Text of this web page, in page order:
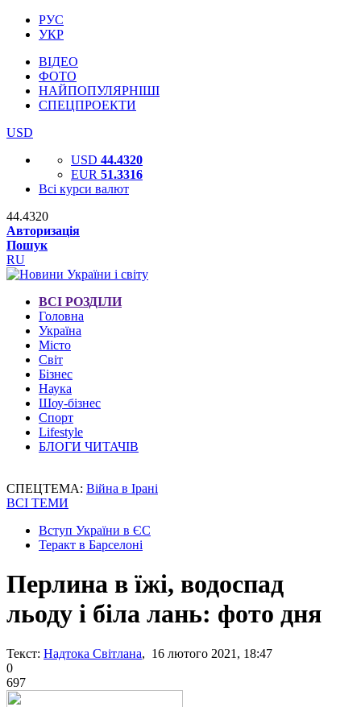
РУС
УКР
ВІДЕО
ФОТО
НАЙПОПУЛЯРНІШІ
СПЕЦПРОЕКТИ
USD
USD 44.4320
EUR 51.3316
Всі курси валют
44.4320
Авторизація
Пошук
RU
ВСІ РОЗДІЛИ
Головна
Україна
Місто
Світ
Бізнес
Наука
Шоу-бізнес
Спорт
Lifestyle
БЛОГИ ЧИТАЧІВ
СПЕЦТЕМА: Війна в Ірані
ВСІ ТЕМИ
Вступ України в ЄС
Теракт в Барселоні
Перлина в їжі, водоспад
льоду і біла лань: фото дня
Текст: Надтока Світлана, 16 лютого 2021, 18:47
0
697